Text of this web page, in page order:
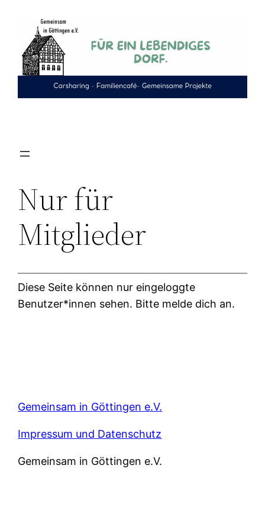
springen
Nur für
Mitglieder
Diese Seite können nur eingeloggte
Benutzer*innen sehen. Bitte melde dich an.
Gemeinsam in Göttingen e.V.
Impressum und Datenschutz
Gemeinsam in Göttingen e.V.